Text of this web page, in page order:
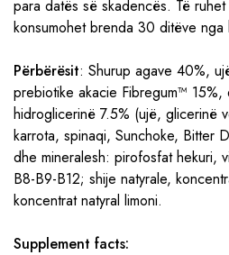
para datës së skadencës. Të
konsumohet brenda 30 ditëve nga
Përbërësit: Shurup agave 40%,
prebiotike akacie Fibregum™ 15%,
hidroglicerinë 7.5% (ujë, glicerinë
karrota, spinaqi, Sunchoke, Bitter
dhe mineralesh: pirofosfat hekuri,
B8-B9-B12; shije natyrale,
koncentrat natyral limoni.
Supplement facts: